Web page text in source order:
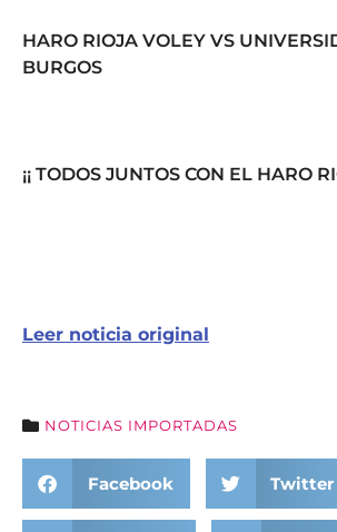
HARO RIOJA VOLEY VS
BURGOS
¡¡ TODOS JUNTOS CON EL HARO
Leer noticia original
NOTICIAS IMPORTADAS
Facebook Twitter